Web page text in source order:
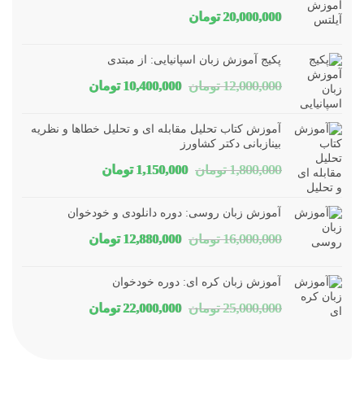
20,000,000 تومان
پکیج آموزش زبان اسپانیایی: از مبتدی
12,000,000 تومان قیمت
بود.
10,400,000 تومانقیمت
آموزش کتاب تحلیل مقابله ای و تحلیل خطاها و نظریه
بینازبانی دکتر کشاورز
1,800,000 تومان قیمت
1,150,000 تومانقیمت
آموزش زبان روسی: دوره دانلودی و خودخوان
16,000,000 تومان قیمت
12,880,000 تومانقیمت
آموزش زبان کره ای: دوره خودخوان
25,000,000 تومان قیمت
22,000,000 تومانقیمت